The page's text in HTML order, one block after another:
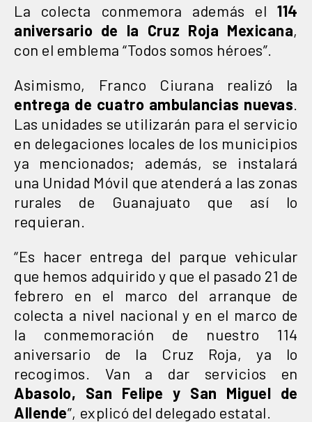
La colecta conmemora además el114
aniversario de la Cruz Roja Mexicana,
con el emblema “Todos somos héroes”.
Asimismo, Franco Ciurana realizó la
entrega de cuatro ambulancias nuevas
Las unidades se utilizarán para el servicio
en delegaciones locales de los municipios
ya mencionados; además, se instalará
una Unidad Móvil que atenderá a las zonas
rurales de Guanajuato que así lo
requieran.
“Es hacer entrega del parque vehicular
que hemos adquirido y que el pasado 21 de
febrero en el marco del arranque de
colecta a nivel nacional y en el marco de
la conmemoración de nuestro 114
aniversario de la Cruz Roja, ya lo
recogimos. Van a dar servicios en
Abasolo, San Felipe y San Miguel de
Allende”, explicó del delegado estatal.